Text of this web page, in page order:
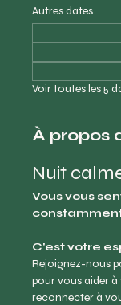
Autres dates
Voir toutes les 5
À propos
Nuit
Vous vous
constamment
C'est votre
Rejoignez-nous
pour vous aider
reconnecter à